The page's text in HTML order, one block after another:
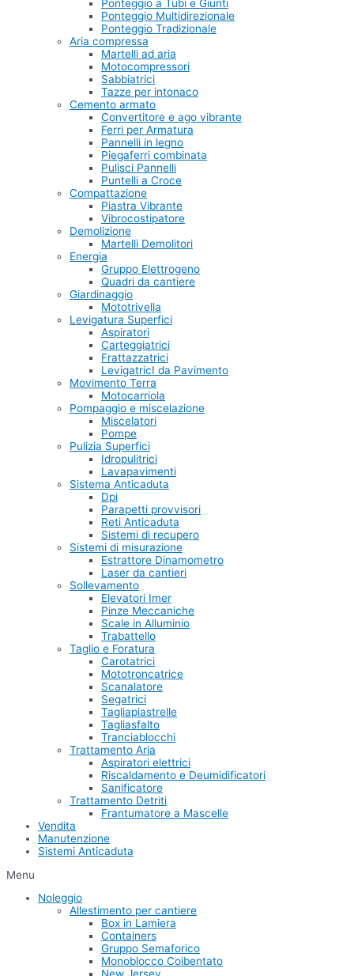
Ponteggio a Tubi e Giunti
Ponteggio Multidirezionale
Ponteggio Tradizionale
Aria compressa
Martelli ad aria
Motocompressori
Sabbiatrici
Tazze per intonaco
Cemento armato
Convertitore e ago vibrante
Ferri per Armatura
Pannelli in legno
Piegaferri combinata
Pulisci Pannelli
Puntelli a Croce
Compattazione
Piastra Vibrante
Vibrocostipatore
Demolizione
Martelli Demolitori
Energia
Gruppo Elettrogeno
Quadri da cantiere
Giardinaggio
Mototrivella
Levigatura Superfici
Aspiratori
Carteggiatrici
Frattazzatrici
LevigatricI da Pavimento
Movimento Terra
Motocarriola
Pompaggio e miscelazione
Miscelatori
Pompe
Pulizia Superfici
Idropulitrici
Lavapavimenti
Sistema Anticaduta
Dpi
Parapetti provvisori
Reti Anticaduta
Sistemi di recupero
Sistemi di misurazione
Estrattore Dinamometro
Laser da cantieri
Sollevamento
Elevatori Imer
Pinze Meccaniche
Scale in Alluminio
Trabattello
Taglio e Foratura
Carotatrici
Mototroncatrice
Scanalatore
Segatrici
Tagliapiastrelle
Tagliasfalto
Tranciablocchi
Trattamento Aria
Aspiratori elettrici
Riscaldamento e Deumidificatori
Sanificatore
Trattamento Detriti
Frantumatore a Mascelle
Vendita
Manutenzione
Sistemi Anticaduta
Menu
Noleggio
Allestimento per cantiere
Box in Lamiera
Containers
Gruppo Semaforico
Monoblocco Coibentato